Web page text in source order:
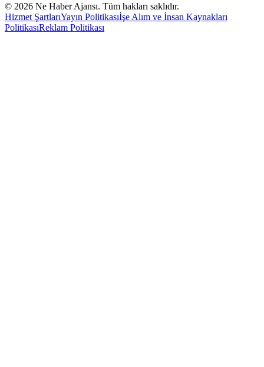
© 2026 Ne Haber Ajansı. Tüm hakları saklıdır.
Hizmet ŞartlarıYayın Politikasıİşe Alım ve İnsan Kaynakları
PolitikasıReklam Politikası